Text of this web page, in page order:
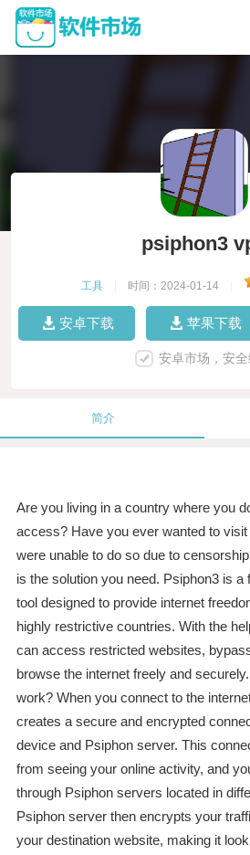
psiphon3
工具 时间：2024-01-14
安卓下载 苹果下载
安卓市场，安
简介
Are you living in a country where you
access? Have you ever wanted to
were unable to do so due to
is the solution you need. Psiphon3 is a
tool designed to provide internet
highly restrictive countries. With the
can access restricted websites,
browse the internet freely and
work? When you connect to the
creates a secure and encrypted
device and Psiphon server. This
from seeing your online activity, and
through Psiphon servers located in
Psiphon server then encrypts your
your destination website, making it